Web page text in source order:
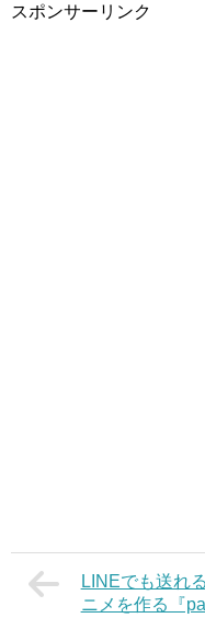
スポンサーリンク
LINEでも送れ
ニメを作る『